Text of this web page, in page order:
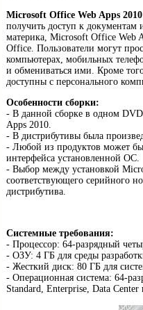
Microsoft Office Web Apps 2010
получить доступ к документам
материка, Microsoft Office Web
Office. Пользователи могут
компьютерах, мобильных
и обмениваться ими. Кроме
доступны с персонального
Особенности сборки:
- В данной сборке в одном
Apps 2010.
- В дистрибутивы была
- Любой из продуктов может
интерфейса установленной ОС.
- Выбор между установкой
соответствующего серийного
дистрибутива.
Системные требования:
- Процессор: 64-разрядный
- ОЗУ: 4 ГБ для среды
- Жесткий диск: 80 ГБ для
- Операционная система: 64-
Standard, Enterprise, Data